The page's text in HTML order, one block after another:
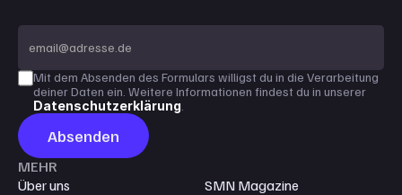
direkt ins Postfach.
Mit dem Absenden des Formulars willigst du in die Verarbeitung
Datenschutzerklärung
Absenden
MEHR
Über uns
SMN Magazine